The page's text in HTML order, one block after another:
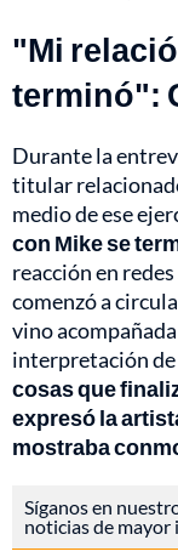
"Mi
terminó":
Durante la
titular
medio de ese
con Mike se
reacción en
comenzó a
vino
interpretación
cosas que
expresó la
mostraba
Síganos en
noticias de mayor